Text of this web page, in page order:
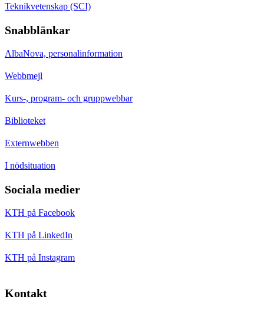
Teknikvetenskap (SCI)
Snabblänkar
AlbaNova, personalinformation
Webbmejl
Kurs-, program- och gruppwebbar
Biblioteket
Externwebben
I nödsituation
Sociala medier
KTH på Facebook
KTH på LinkedIn
KTH på Instagram
Kontakt